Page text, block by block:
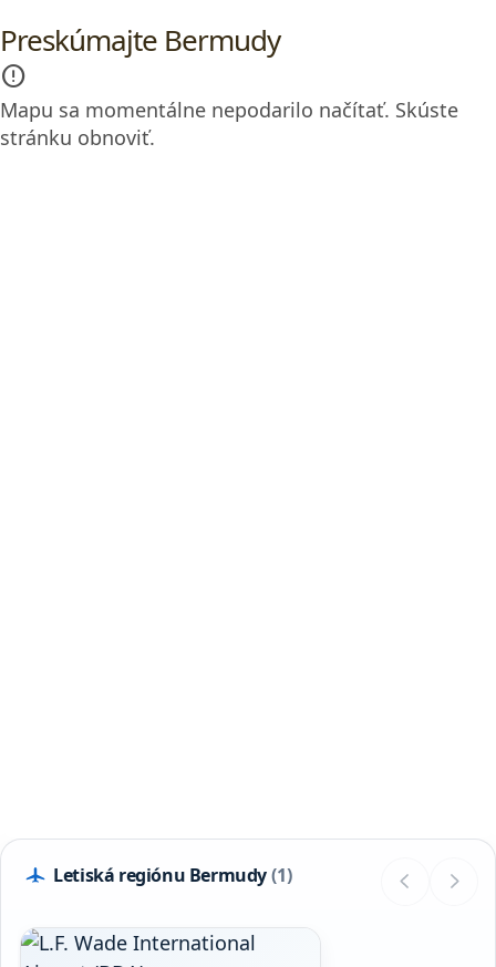
Preskúmajte Bermudy
error_outline
Mapu sa momentálne nepodarilo načítať. Skúste
stránku obnoviť.
Letiská regiónu Bermudy(1)Počet letísk: 1